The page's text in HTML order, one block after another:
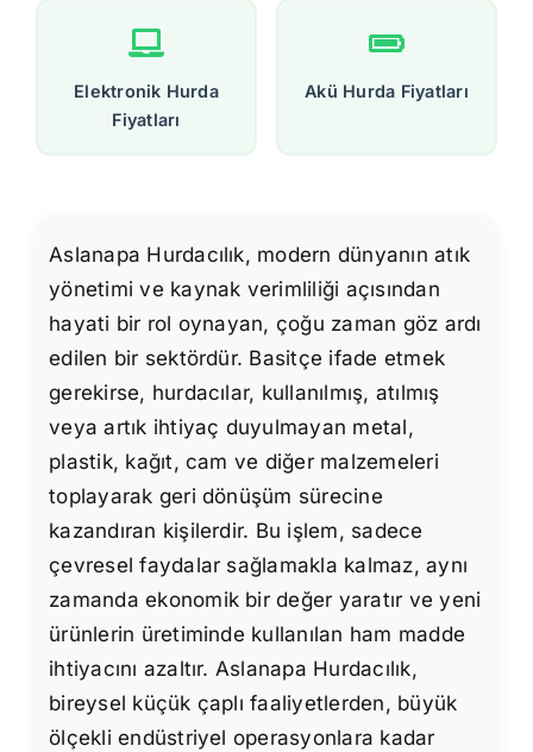
Elektronik Hurda
Fiyatları
Akü Hurda Fiyatları
Aslanapa Hurdacılık, modern dünyanın atık
yönetimi ve kaynak verimliliği açısından
hayati bir rol oynayan, çoğu zaman göz ardı
edilen bir sektördür. Basitçe ifade etmek
gerekirse, hurdacılar, kullanılmış, atılmış
veya artık ihtiyaç duyulmayan metal,
plastik, kağıt, cam ve diğer malzemeleri
toplayarak geri dönüşüm sürecine
kazandıran kişilerdir. Bu işlem, sadece
çevresel faydalar sağlamakla kalmaz, aynı
zamanda ekonomik bir değer yaratır ve yeni
ürünlerin üretiminde kullanılan ham madde
ihtiyacını azaltır. Aslanapa Hurdacılık,
bireysel küçük çaplı faaliyetlerden, büyük
ölçekli endüstriyel operasyonlara kadar